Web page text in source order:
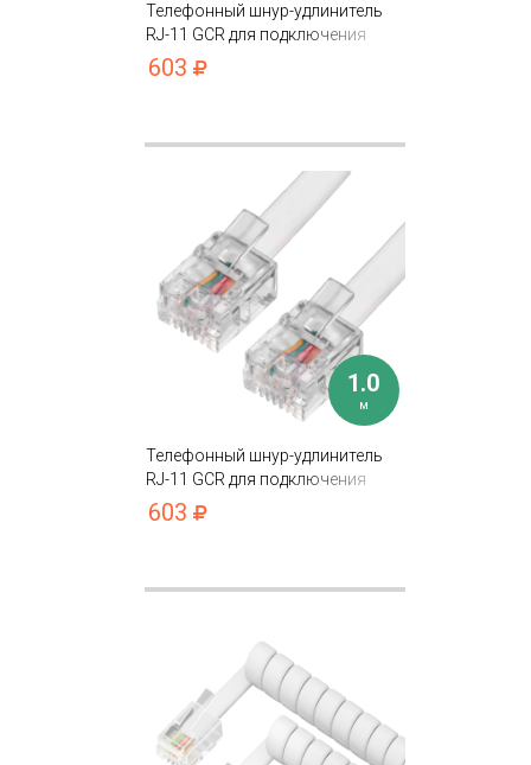
Телефонный шнур-удлинитель
RJ-11 GCR для подключения
устройств
603
1.0
м
Телефонный шнур-удлинитель
RJ-11 GCR для подключения
устройств
603